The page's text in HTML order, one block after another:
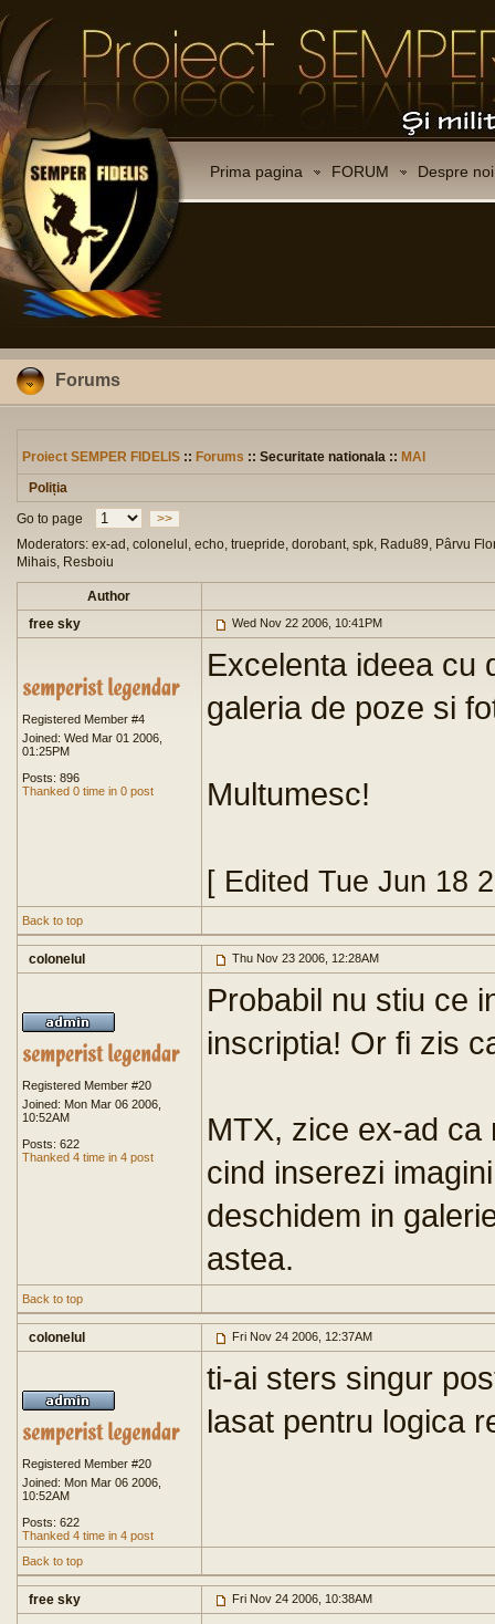
Prima pagina FORUM Despre noi
Forums
Proiect SEMPER FIDELIS :: Forums :: Securitate nationala :: MAI
Poliția
Go to page
>>
Moderators: ex-ad, colonelul, echo, truepride, dorobant, spk, Radu89, Pârvu
Mihais, Resboiu
Author
free sky
Wed Nov 22 2006, 10:41PM
Registered Member #4
Joined: Wed Mar 01 2006,
01:25PM
Posts: 896
Thanked 0 time in 0 post
Excelenta ideea cu
galeria de poze si
Multumesc!
[ Edited Tue Jun 18
Back to top
colonelul Thu Nov 23 2006, 12:28AM
Registered Member #20
Joined: Mon Mar 06 2006,
10:52AM
Posts: 622
Thanked 4 time in 4 post
Probabil nu stiu ce
inscriptia! Or fi zis
MTX, zice ex-ad ca
cind inserezi
deschidem in
astea.
Back to top
colonelul Fri Nov 24 2006, 12:37AM
Registered Member #20
Joined: Mon Mar 06 2006,
10:52AM
Posts: 622
Thanked 4 time in 4 post
ti-ai sters singur
lasat pentru logica
Back to top
free sky Fri Nov 24 2006, 10:38AM